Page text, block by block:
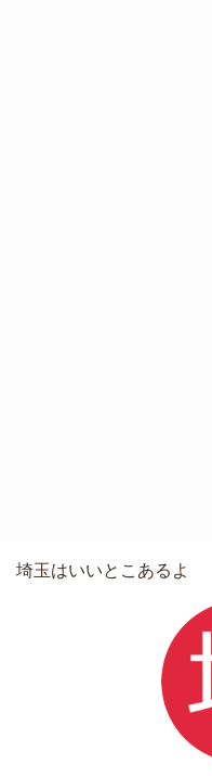
埼玉はいいとこあるよ